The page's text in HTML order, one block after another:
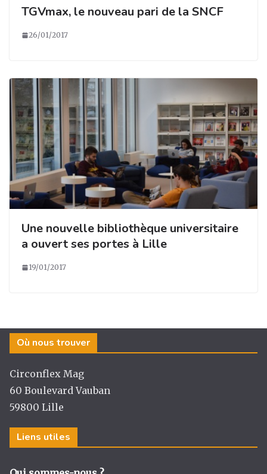
TGVmax, le nouveau pari de la SNCF
26/01/2017
Une nouvelle bibliothèque universitaire
a ouvert ses portes à Lille
19/01/2017
Où nous trouver
Circonflex Mag
60 Boulevard Vauban
59800 Lille
Liens utiles